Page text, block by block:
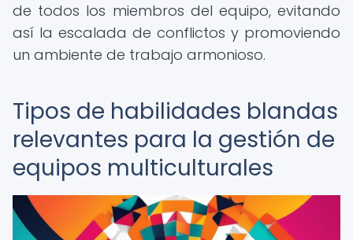
de todos los miembros del equipo, evitando
así la escalada de conflictos y promoviendo
un ambiente de trabajo armonioso.
Tipos de habilidades blandas
relevantes para la gestión de
equipos multiculturales